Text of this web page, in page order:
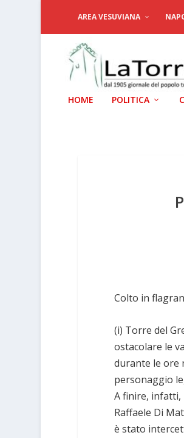
AREA VESUVIANA
HOME POLITICA
Colto in
(i) Torre del
ostacolare le
durante le ore
personaggio
A finire, infatti,
Raffaele Di
è stato